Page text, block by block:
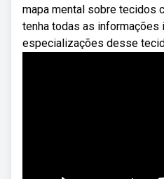
mapa mental sobre tecidos
tenha todas as informações
especializações desse